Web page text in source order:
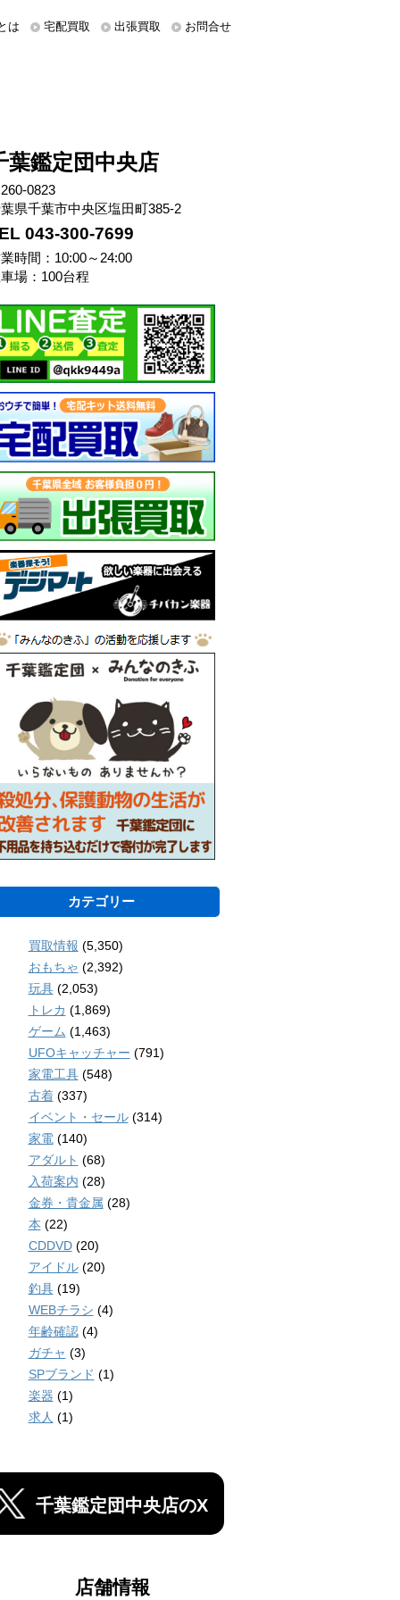
は 宅配買取 出張買取 お問合せ
葉鑑定団中央店
0823
県千葉市中央区塩田町385-2
043-300-7699
時間：10:00～24:00
場：100台程
カテゴリー
買取情報 (5,350)
おもちゃ (2,392)
玩具(2,053)
トレカ (1,869)
ゲーム (1,463)
UFOキャッチャー (791)
家電工具(548)
古着(337)
イベント・セール(314)
家電(140)
アダルト (68)
入荷案内 (28)
金券・貴金属 (28)
本 (22)
CDDVD(20)
アイドル(20)
釣具(19)
WEBチラシ (4)
年齢確認(4)
ガチャ (3)
SPブランド (1)
楽器 (1)
求人 (1)
千葉鑑定団中央店のX
店舗情報